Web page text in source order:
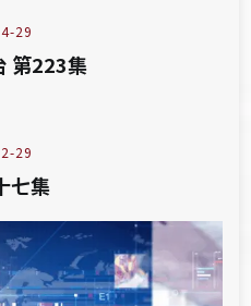
29
第223集
29
七集